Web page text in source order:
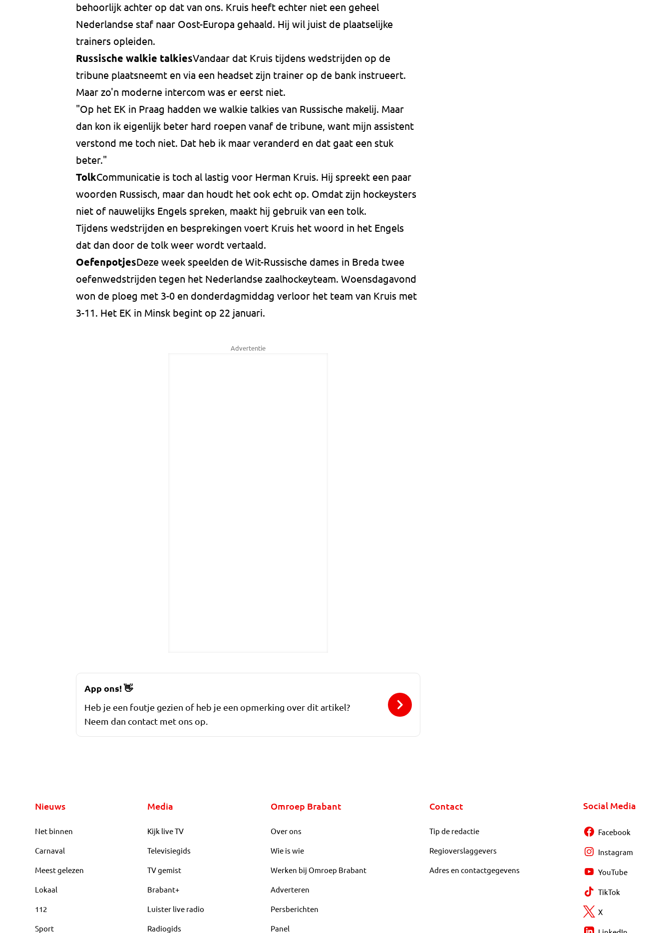
behoorlijk achter op dat van ons. Kruis heeft echter niet een geheel
Nederlandse staf naar Oost-Europa gehaald. Hij wil juist de plaatselijke
trainers opleiden.
Russische walkie talkiesVandaar dat Kruis tijdens wedstrijden op de
tribune plaatsneemt en via een headset zijn trainer op de bank instrueert.
Maar zo'n moderne intercom was er eerst niet.
"Op het EK in Praag hadden we walkie talkies van Russische makelij. Maar
dan kon ik eigenlijk beter hard roepen vanaf de tribune, want mijn assistent
verstond me toch niet. Dat heb ik maar veranderd en dat gaat een stuk
beter."
TolkCommunicatie is toch al lastig voor Herman Kruis. Hij spreekt een paar
woorden Russisch, maar dan houdt het ook echt op. Omdat zijn hockeysters
niet of nauwelijks Engels spreken, maakt hij gebruik van een tolk.
Tijdens wedstrijden en besprekingen voert Kruis het woord in het Engels
dat dan door de tolk weer wordt vertaald.
OefenpotjesDeze week speelden de Wit-Russische dames in Breda twee
oefenwedstrijden tegen het Nederlandse zaalhockeyteam. Woensdagavond
won de ploeg met 3-0 en donderdagmiddag verloor het team van Kruis met
3-11. Het EK in Minsk begint op 22 januari.
Advertentie
App ons!👋
Heb je een foutje gezien of heb je een opmerking over dit artikel?
Neem dan contact met ons op.
Nieuws
Net binnen
Carnaval
Meest gelezen
Lokaal
112
Sport
Media
Kijk live TV
Televisiegids
TV gemist
Brabant+
Luister live radio
Radiogids
Omroep Brabant
Over ons
Wie is wie
Werken bij Omroep Brabant
Adverteren
Persberichten
Panel
Contact
Tip de redactie
Regioverslaggevers
Adres en contactgegevens
Social Media
Facebook
Instagram
YouTube
TikTok
X